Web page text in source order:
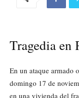
Tragedia en
En un ataque armado
domingo 17 de
en una vivienda del